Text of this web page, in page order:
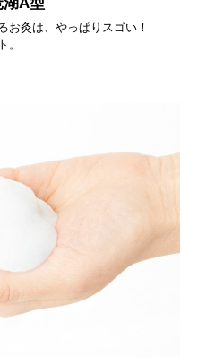
お灸は、やっぱりスゴい！
。